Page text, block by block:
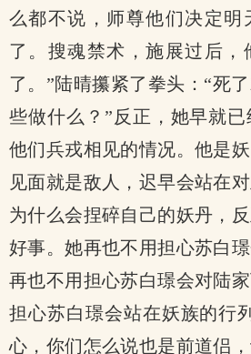
么都不说，师尊他们决定明
了。搜魂禁术，施展过后，
了。”陆晴攥紧了拳头：“死
些做什么？”反正，她早就已
他们兵戎相见的情况。他是
见面就是敌人，迟早会站在
为什么会捏碎自己的妖丹，
好事。她再也不用担心苏白
再也不用担心苏白璟会对陆
担心苏白璟会站在妖族的行
心，你们怎么说也是前道侣